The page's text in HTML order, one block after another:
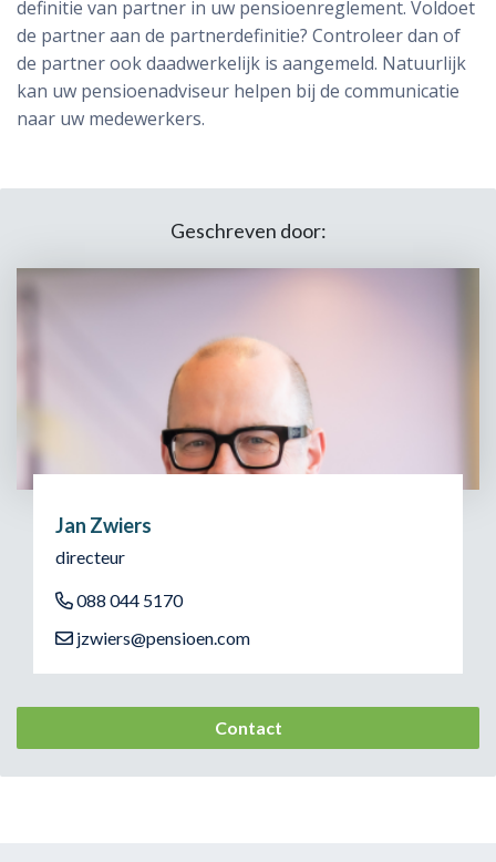
definitie van partner in uw pensioenreglement. Voldoet
de partner aan de partnerdefinitie? Controleer dan of
de partner ook daadwerkelijk is aangemeld. Natuurlijk
kan uw pensioenadviseur helpen bij de communicatie
naar uw medewerkers.
Geschreven door:
Jan Zwiers
directeur
088 044 5170
jzwiers@pensioen.com
Contact